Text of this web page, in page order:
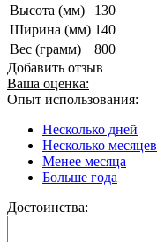
Высота (мм)
130
Ширина (мм) 140
Вес (грамм)
800
Добавить отзыв
Ваша оценка:
Опыт использования:
Несколько дней
Несколько месяцев
Менее месяца
Больше года
Достоинства: